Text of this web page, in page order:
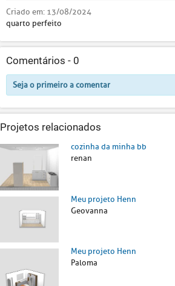
Criado em: 13/08/2024
quarto perfeito
Comentários - 0
Seja o primeiro a comentar
Projetos relacionados
cozinha da minha bb
renan
Meu projeto Henn
Geovanna
Meu projeto Henn
Paloma